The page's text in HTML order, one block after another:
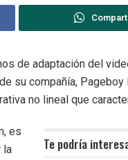
de adaptación del
su compañía,
no lineal que
Te podría
es
la